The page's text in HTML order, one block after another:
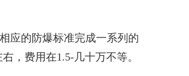
应的防爆标准完成一系列的
，费用在1.5-几十万不等。